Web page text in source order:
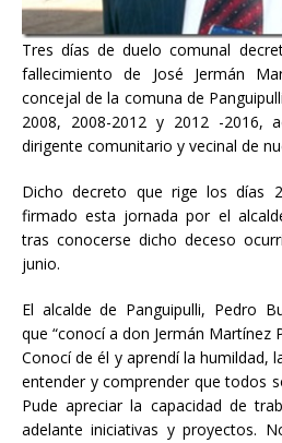
Tres días de duelo comunal
fallecimiento de José Jermán
concejal de la comuna de
2008, 2008-2012 y 2012 -2016,
dirigente comunitario y vecinal de
Dicho decreto que rige los días
firmado esta jornada por el
tras conocerse dicho deceso
junio.
El alcalde de Panguipulli, Pedro
que “conocí a don Jermán Martínez
Conocí de él y aprendí la humildad,
entender y comprender que todos
Pude apreciar la capacidad de
adelante iniciativas y proyectos.